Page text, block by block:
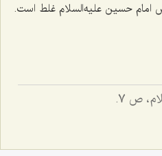
امام حسین علیه‌السلام غلط است.
ص 7.